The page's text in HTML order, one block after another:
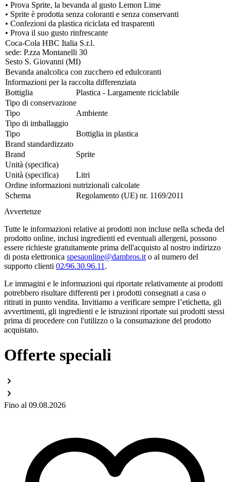
• Prova Sprite, la bevanda al gusto Lemon Lime
• Sprite è prodotta senza coloranti e senza conservanti
• Confezioni da plastica riciclata ed trasparenti
• Prova il suo gusto rinfrescante
Coca-Cola HBC Italia S.r.l.
sede: P.zza Montanelli 30
Sesto S. Giovanni (MI)
Bevanda analcolica con zucchero ed edulcoranti
Informazioni per la raccolta differenziata
Bottiglia
Plastica - Largamente riciclabile
Tipo di conservazione
Tipo
Ambiente
Tipo di imballaggio
Tipo
Bottiglia in plastica
Brand standardizzato
Brand
Sprite
Unità (specifica)
Unità (specifica)
Litri
Ordine informazioni nutrizionali calcolate
Schema
Regolamento (UE) nr. 1169/2011
Avvertenze
Tutte le informazioni relative ai prodotti non incluse nella scheda del
prodotto online, inclusi ingredienti ed eventuali allergeni, possono
essere richieste gratuitamente prima dell'acquisto al nostro indirizzo
di posta elettronica spesaonline@dambros.it o al numero del
supporto clienti 02/96.30.96.11 .
Le immagini e le informazioni qui riportate relativamente ai prodotti
potrebbero risultare differenti per i prodotti consegnati a casa o
ritirati in punto vendita. Invitiamo a verificare sempre l’etichetta, gli
avvertimenti, gli ingredienti e le istruzioni riportate sui prodotti stessi
prima di procedere con l'utilizzo o la consumazione del prodotto
acquistato.
Offerte speciali
Fino al 09.08.2026